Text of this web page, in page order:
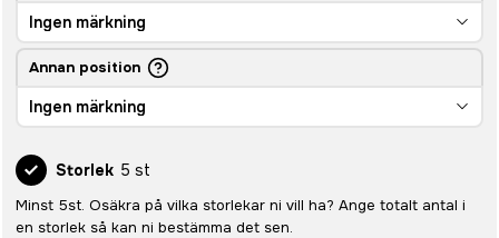
Ingen märkning
Annan position
Ingen märkning
Storlek 5 st
Minst 5st. Osäkra på vilka storlekar ni vill ha? Ange totalt antal i
en storlek så kan ni bestämma det sen.